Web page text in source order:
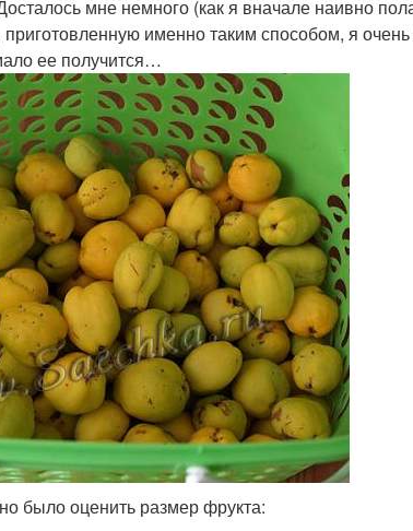
мне немного (как я вначале наивно
именно таким способом, я
ее получится…
было оценить размер фрукта: